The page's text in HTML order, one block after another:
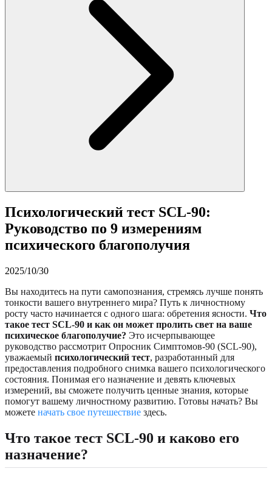
Психологический тест SCL-90:
Руководство по 9 измерениям
психического благополучия
2025/10/30
Вы находитесь на пути самопознания, стремясь лучше понять
тонкости вашего внутреннего мира? Путь к личностному
росту часто начинается с одного шага: обретения ясности. Что
такое тест SCL-90 и как он может пролить свет на ваше
психическое благополучие? Это исчерпывающее
руководство рассмотрит Опросник Симптомов-90 (SCL-90),
уважаемый психологический тест, разработанный для
предоставления подробного снимка вашего психологического
состояния. Понимая его назначение и девять ключевых
измерений, вы сможете получить ценные знания, которые
помогут вашему личностному развитию. Готовы начать? Вы
можете начать свое путешествие здесь.
Что такое тест SCL-90 и каково его
назначение?